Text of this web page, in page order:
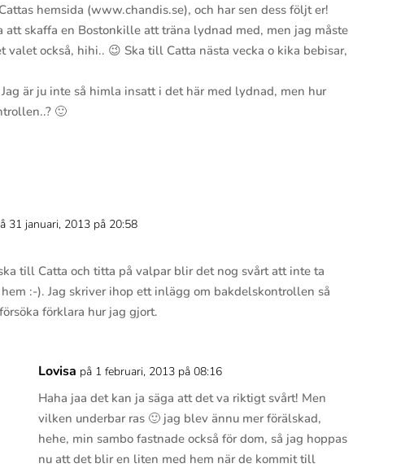
hemsida (www.chandis.se), och har sen dess följt er!
att skaffa en Bostonkille att träna lydnad med, men jag måste
valet också, hihi.. 😉 Ska till Catta nästa vecka o kika bebisar,
är ju inte så himla insatt i det här med lydnad, men hur
🙂
31 januari, 2013 på 20:58
till Catta och titta på valpar blir det nog svårt att inte ta
:-). Jag skriver ihop ett inlägg om bakdelskontrollen så
förklara hur jag gjort.
Lovisa på 1 februari, 2013 på 08:16
Haha jaa det kan ja säga att det va riktigt svårt! Men
vilken underbar ras 🙂 jag blev ännu mer förälskad,
hehe, min sambo fastnade också för dom, så jag hoppas
nu att det blir en liten med hem när de kommit till